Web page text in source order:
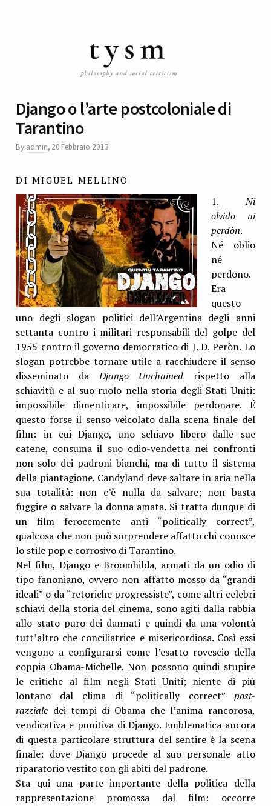
Django o l’arte postcoloniale di
Tarantino
By admin, 20 Febbraio 2013
DI MIGUEL MELLINO
1.Ni
olvido ni
perdòn.
Né oblio
né
perdono.
Era
questo
uno degli slogan politici dell’Argentina degli anni
settanta contro i militari responsabili del golpe del
1955 contro il governo democratico di J. D. Peròn. Lo
slogan potrebbe tornare utile a racchiudere il senso
disseminato daDjango Unchained rispetto alla
schiavitù e al suo ruolo nella storia degli Stati Uniti:
impossibile dimenticare, impossibile perdonare. É
questo forse il senso veicolato dalla scena finale del
film: in cui Django, uno schiavo libero dalle sue
catene, consuma il suo odio-vendetta nei confronti
non solo dei padroni bianchi, ma di tutto il sistema
della piantagione. Candyland deve saltare in aria nella
sua totalità: non c’è nulla da salvare; non basta
fuggire o salvare la donna amata. Si tratta dunque di
un film ferocemente anti “politically correct”,
qualcosa che non può sorprendere affatto chi conosce
lo stile pop e corrosivo di Tarantino.
Nel film, Django e Broomhilda, armati da un odio di
tipo fanoniano, ovvero non affatto mosso da “grandi
ideali” o da “retoriche progressiste”, come altri celebri
schiavi della storia del cinema, sono agiti dalla rabbia
allo stato puro dei dannati e quindi da una volontà
tutt’altro che conciliatrice e misericordiosa. Così essi
vengono a configurarsi come l’esatto rovescio della
coppia Obama-Michelle. Non possono quindi stupire
le critiche al film negli Stati Uniti; niente di più
lontano dal clima di “politically correct” post-
razziale dei tempi di Obama che l’anima rancorosa,
vendicativa e punitiva di Django. Emblematica ancora
di questa particolare struttura del sentire è la scena
finale: dove Django procede al suo personale atto
riparatorio vestito con gli abiti del padrone.
Sta qui una parte importante della politica della
rappresentazione promossa dal film: occorre